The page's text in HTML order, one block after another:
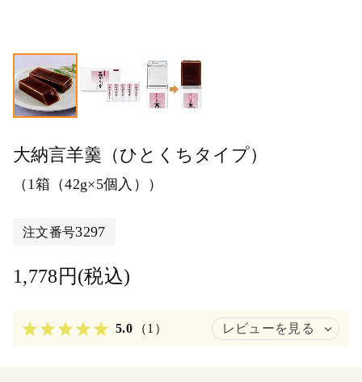
大納言羊羹（ひとくちタイプ）
（1箱（42g×5個入））
注文番号3297
1,778円(税込)
5.0 （1） レビューを見る